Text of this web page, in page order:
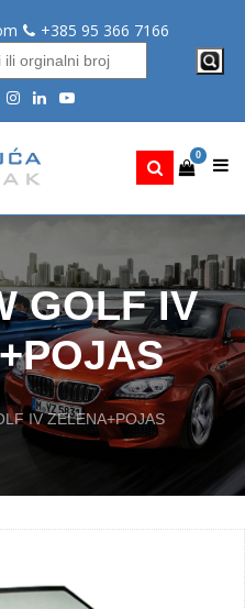
+385 95 366 7166
0
GOLF IV
IV ZELENA+POJAS